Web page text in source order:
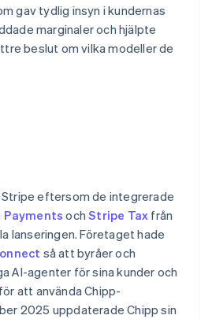
gav tydlig insyn i kundernas
marginaler och hjälpte
beslut om vilka modeller de
Stripe eftersom de integrerade
ochStripe Tax från
lanseringen. Företaget hade
så att byråer och
AI-agenter för sina kunder och
att använda Chipp-
2025 uppdaterade Chipp sin